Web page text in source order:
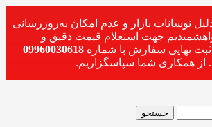
نوسانات بازار و عدم امکان به‌روزرسانی
جهت استعلام قیمت دقیق و
ثبت نهایی سفارش با شماره 09960030618
از همکاری شما سپاسگزاریم.
جستجو